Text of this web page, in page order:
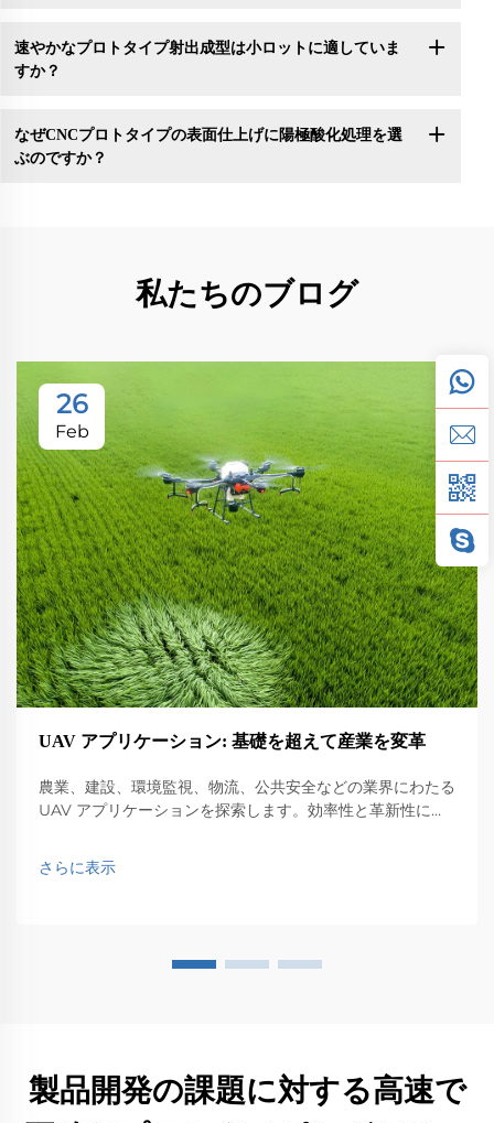
速やかなプロトタイプ射出成型は小ロットに適していま
すか？
なぜCNCプロトタイプの表面仕上げに陽極酸化処理を選
ぶのですか？
私たちのブログ
26
Feb
UAV アプリケーション: 基礎を超えて産業を変革
農業、建設、環境監視、物流、公共安全などの業界にわたる
UAV アプリケーションを探索します。効率性と革新性に与
さらに表示
製品開発の課題に対する高速で